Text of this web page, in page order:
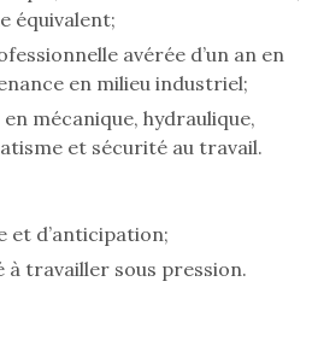
équivalent;
avérée d’un an en
en milieu industriel;
mécanique, hydraulique,
et sécurité au travail.
et d’anticipation;
à travailler sous pression.